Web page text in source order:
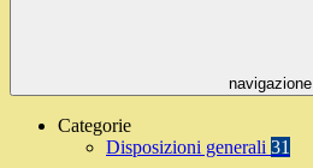
navigazione
Categorie
Disposizioni generali 31